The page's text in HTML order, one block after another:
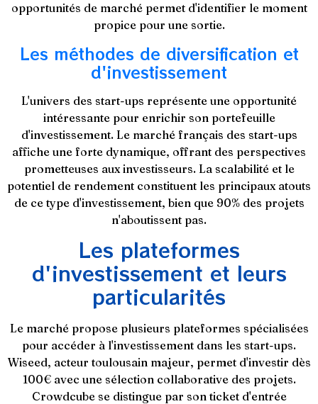
opportunités de marché permet d'identifier le moment
propice pour une sortie.
Les méthodes de diversification et
d'investissement
L'univers des start-ups représente une opportunité
intéressante pour enrichir son portefeuille
d'investissement. Le marché français des start-ups
affiche une forte dynamique, offrant des perspectives
prometteuses aux investisseurs. La scalabilité et le
potentiel de rendement constituent les principaux atouts
de ce type d'investissement, bien que 90% des projets
n'aboutissent pas.
Les plateformes
d'investissement et leurs
particularités
Le marché propose plusieurs plateformes spécialisées
pour accéder à l'investissement dans les start-ups.
Wiseed, acteur toulousain majeur, permet d'investir dès
100€ avec une sélection collaborative des projets.
Crowdcube se distingue par son ticket d'entrée